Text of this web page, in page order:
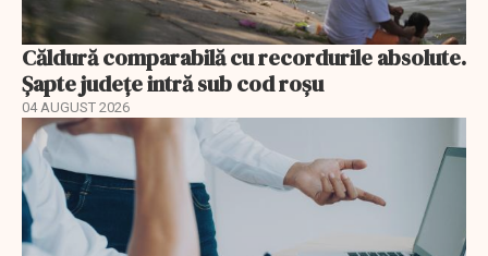
Căldură comparabilă cu recordurile absolute.
Șapte județe intră sub cod roșu
04 AUGUST 2026